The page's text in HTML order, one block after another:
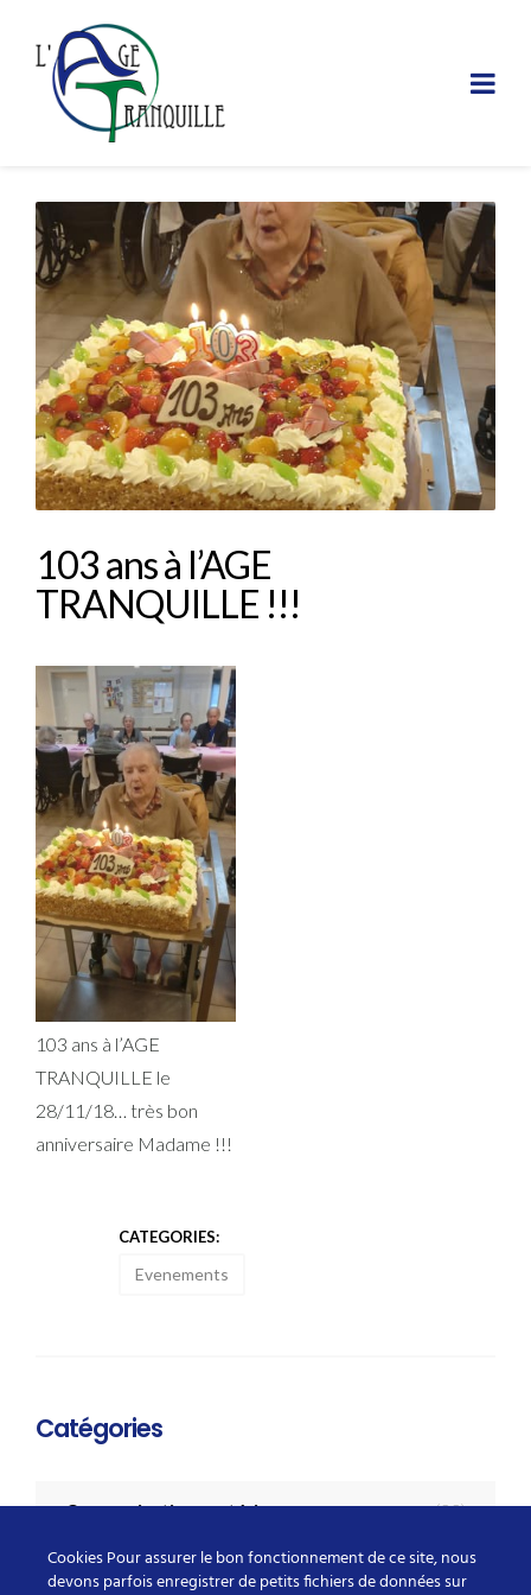
103 ans à l’AGE
TRANQUILLE !!!
103 ans à l’AGE
TRANQUILLE le
28/11/18… très bon
anniversaire Madame !!!
CATEGORIES:
Evenements
Catégories
Communications extérieures (22)
Evenements (35)
Cookies Pour assurer le bon fonctionnement de ce site, nous
devons parfois enregistrer de petits fichiers de données sur